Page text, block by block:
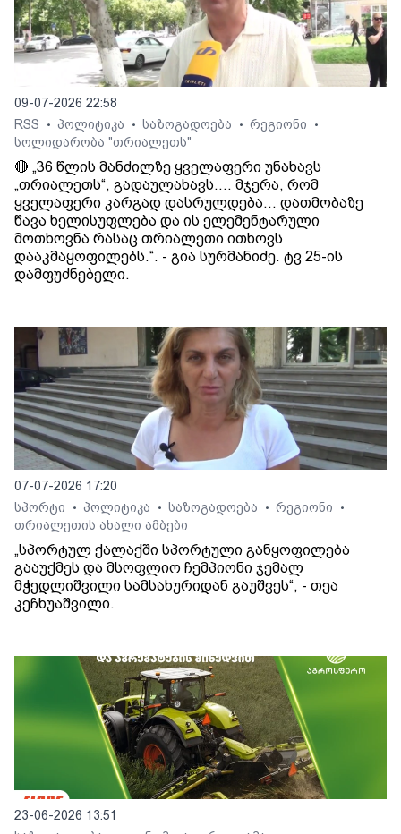
09-07-2026 22:58
RSS
• პოლიტიკა • საზოგადოება • რეგიონი •
სოლიდარობა "თრიალეთს"
🔴 „36 წლის მანძილზე ყველაფერი უნახავს
„თრიალეთს“, გადაულახავს.... მჯერა, რომ
ყველაფერი კარგად დასრულდება... დათმობაზე
წავა ხელისუფლება და ის ელემენტარული
მოთხოვნა რასაც თრიალეთი ითხოვს
დააკმაყოფილებს.“. - გია სურმანიძე. ტვ 25-ის
დამფუძნებელი.
07-07-2026 17:20
სპორტი
• პოლიტიკა • საზოგადოება • რეგიონი •
თრიალეთის ახალი ამბები
„სპორტულ ქალაქში სპორტული განყოფილება
გააუქმეს და მსოფლიო ჩემპიონი ჯემალ
მჭედლიშვილი სამსახურიდან გაუშვეს“, - თეა
კეჩხუაშვილი.
23-06-2026 13:51